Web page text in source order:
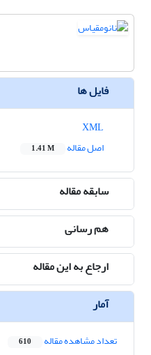
فایل ها
اصل مقاله
1.41 M
سابقه مقاله
هم رسانی
ارجاع به این مقاله
آمار
تعداد مشاهده مقاله 610